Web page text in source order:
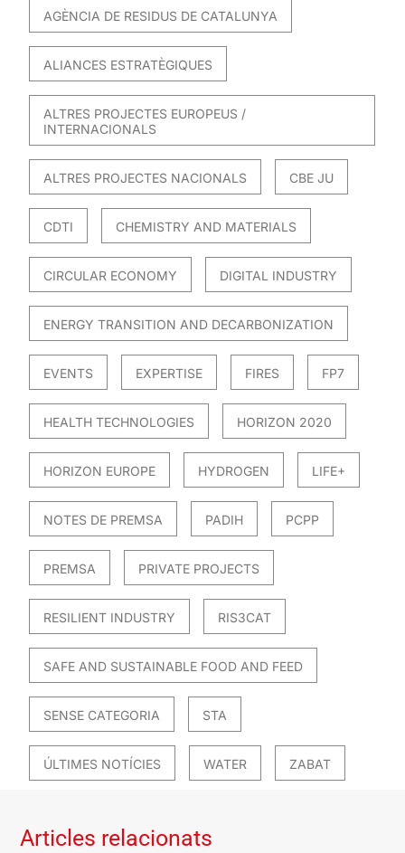
AGÈNCIA DE RESIDUS DE CATALUNYA
ALIANCES ESTRATÈGIQUES
ALTRES PROJECTES EUROPEUS /
INTERNACIONALS
ALTRES PROJECTES NACIONALS CBE JU
CDTI CHEMISTRY AND MATERIALS
CIRCULAR ECONOMY DIGITAL INDUSTRY
ENERGY TRANSITION AND DECARBONIZATION
EVENTS EXPERTISE FIRES FP7
HEALTH TECHNOLOGIES HORIZON 2020
HORIZON EUROPE HYDROGEN LIFE+
NOTES DE PREMSA PADIH PCPP
PREMSA PRIVATE PROJECTS
RESILIENT INDUSTRY RIS3CAT
SAFE AND SUSTAINABLE FOOD AND FEED
SENSE CATEGORIA STA
ÚLTIMES NOTÍCIES WATER ZABAT
Articles relacionats